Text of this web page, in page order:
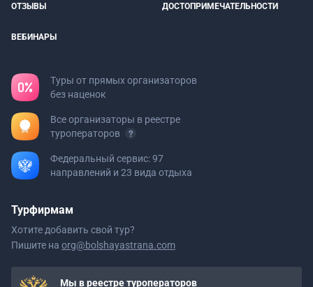
ОТЗЫВЫ ДОСТОПРИМЕЧАТЕЛЬНОСТИ
ВЕБИНАРЫ
Туры от прямых организаторов
без наценок
Все организаторы в реестре
туроператоров
Федеральный сервис: 97
направлений и 23 вида отдыха
Турфирмам
Хотите добавить свой тур?
Пишите на org@bolshayastrana.com
Мы в реестре туроператоров